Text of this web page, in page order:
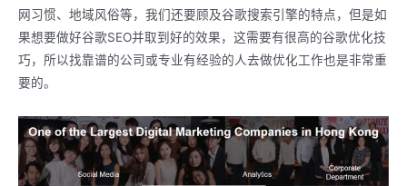
网习惯、地域风俗等，我们还要顾及谷歌搜索引擎的特点，但是如
果想要做好谷歌SEO并取到好的效果，这需要有很高的谷歌优化技
巧，所以找靠谱的公司或专业有经验的人去做优化工作也是非常重
要的。